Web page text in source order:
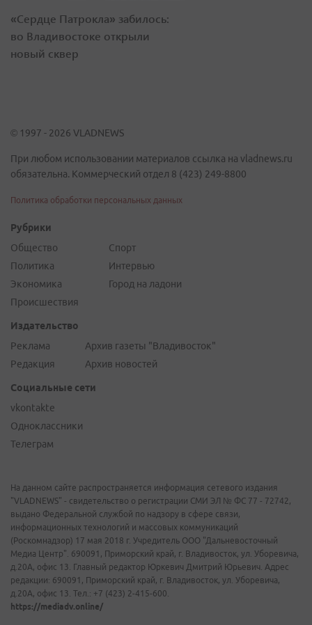
«Сердце Патрокла» забилось:
во Владивостоке открыли
новый сквер
© 1997 - 2026 VLADNEWS
При любом использовании материалов ссылка на vladnews.ru
обязательна. Коммерческий отдел 8 (423) 249-8800
Политика обработки персональных данных
Рубрики
Общество
Политика
Экономика
Происшествия
Спорт
Интервью
Город на ладони
Издательство
Реклама
Редакция
Архив газеты "Владивосток"
Архив новостей
Социальные сети
vkontakte
Одноклассники
Телеграм
На данном сайте распространяется информация сетевого издания
"VLADNEWS" - свидетельство о регистрации СМИ ЭЛ № ФС 77 - 72742,
выдано Федеральной службой по надзору в сфере связи,
информационных технологий и массовых коммуникаций
(Роскомнадзор) 17 мая 2018 г. Учредитель ООО "Дальневосточный
Медиа Центр". 690091, Приморский край, г. Владивосток, ул. Уборевича,
д.20А, офис 13. Главный редактор Юркевич Дмитрий Юрьевич. Адрес
редакции: 690091, Приморский край, г. Владивосток, ул. Уборевича,
д.20А, офис 13. Тел.: +7 (423) 2-415-600.
https://mediadv.online/